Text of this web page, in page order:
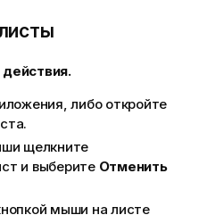
либо откройте
щелкните
и выберите Отменить
мыши на листе